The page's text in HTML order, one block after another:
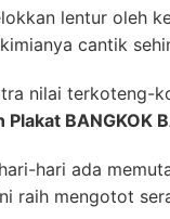
lentur oleh
cantik
nilai terkoteng-
Plakat BANGKOK
hari ada
raih mengotot